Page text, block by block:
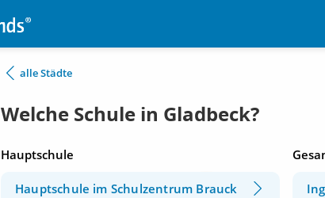
alle Städte
Welche Schule in Gladbeck?
Hauptschule
Hauptschule im Schulzentrum Brauck